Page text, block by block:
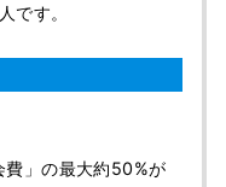
です。
費」の最大約50%が